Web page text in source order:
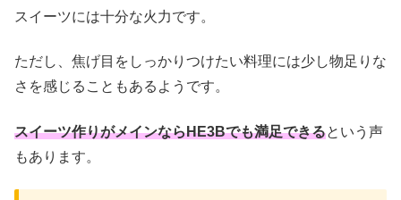
スイーツには十分な火力です。
ただし、焦げ目をしっかりつけたい料理には少し物足りな
さを感じることもあるようです。
スイーツ作りがメインならHE3Bでも満足できるという声
もあります。